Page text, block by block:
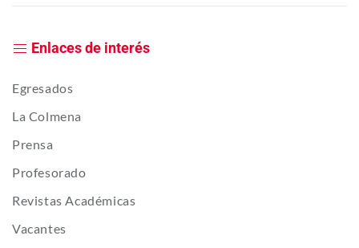
Enlaces de interés
Egresados
La Colmena
Prensa
Profesorado
Revistas Académicas
Vacantes